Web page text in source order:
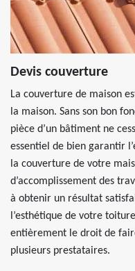
Devis couverture
La couverture de maison
la maison. Sans son bon
pièce d’un bâtiment ne
essentiel de bien garantir
la couverture de votre
d’accomplissement des
à obtenir un résultat
l’esthétique de votre
entièrement le droit de
plusieurs prestataires.